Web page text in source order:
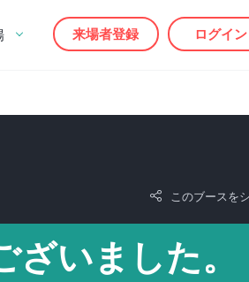
来場者登録 ログイン
このブースを
いました。